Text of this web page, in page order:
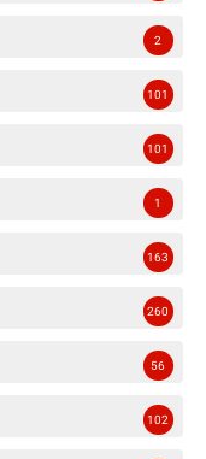
2
101
101
1
163
260
56
102